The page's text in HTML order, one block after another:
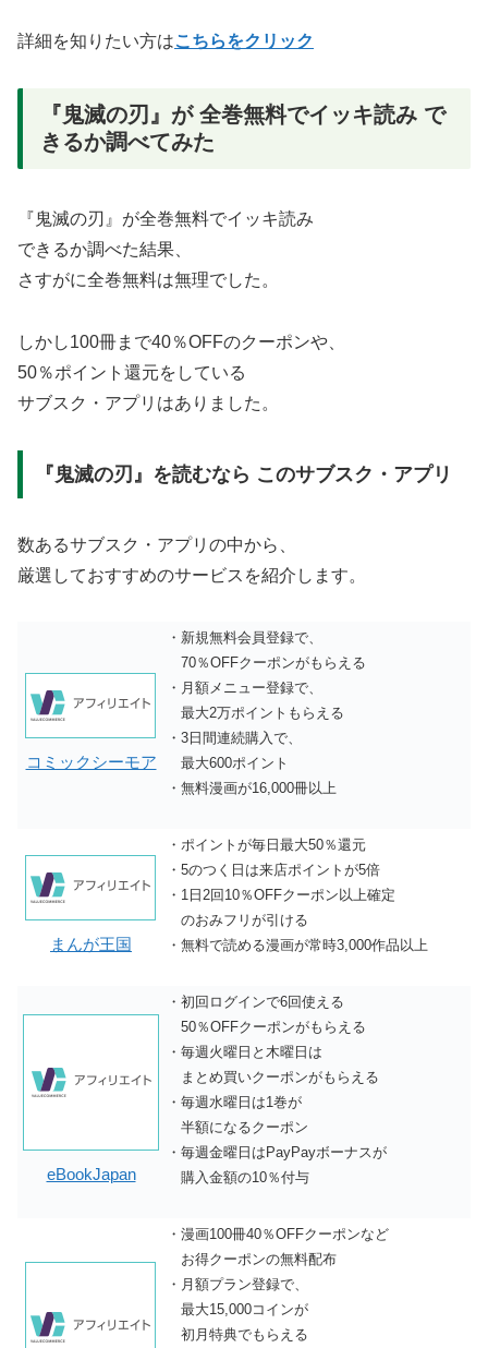
詳細を知りたい方はこちらをクリック
『鬼滅の刃』が 全巻無料でイッキ読み で
きるか調べてみた
『鬼滅の刃』が全巻無料でイッキ読み
できるか調べた結果、
さすがに全巻無料は無理でした。
しかし100冊まで40％OFFのクーポンや、
50％ポイント還元をしている
サブスク・アプリはありました。
『鬼滅の刃』を読むなら このサブスク・アプリ
数あるサブスク・アプリの中から、
厳選しておすすめのサービスを紹介します。
コミックシーモア
・ 新規無料会員登録で、
70％OFFクーポンがもらえる
・月額メニュー登録で、
最大2万ポイントもらえる
・3日間連続購入で、
最大600ポイント
・無料漫画が16,000冊以上
まんが王国
・ポイントが毎日最大50％還元
・5のつく日は来店ポイントが5倍
・1日2回10％OFFクーポン以上確定
のおみフリが引ける
・無料で読める漫画が常時3,000作品以上
eBookJapan
・ 初回ログインで6回使える
50％OFFクーポンがもらえる
・毎週火曜日と木曜日は
まとめ買いクーポンがもらえる
・毎週水曜日は1巻が
半額になるクーポン
・毎週金曜日はPayPayボーナスが
購入金額の10％付与
・ 漫画100冊40％OFFクーポンなど
お得クーポンの無料配布
・月額プラン登録で、
最大15,000コインが
初月特典でもらえる